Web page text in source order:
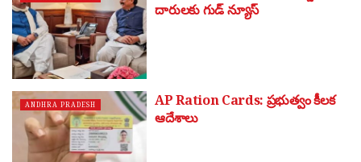
దారులకు గుడ్ న్యూస్
ANDHRA PRADESH
AP Ration Cards: ప్రభుత్వం కీలక
ఆదేశాలు